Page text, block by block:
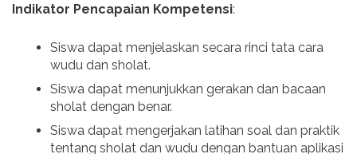
Indikator Pencapaian Kompetensi:
Siswa dapat menjelaskan secara rinci tata cara
wudu dan sholat.
Siswa dapat menunjukkan gerakan dan bacaan
sholat dengan benar.
Siswa dapat mengerjakan latihan soal dan praktik
tentang sholat dan wudu dengan bantuan aplikasi